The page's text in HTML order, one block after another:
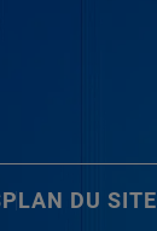
PLAN DU SITE